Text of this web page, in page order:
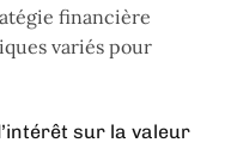
financière
variés pour
sur la valeur